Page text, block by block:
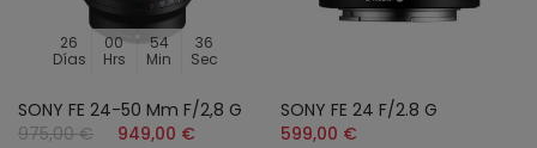
26
Días
00
Hrs
54
Min
34
Sec
SONY FE 24-50 Mm F/2,8 G
975,00 €
949,00 €
SONY FE 24 F/2.8 G
599,00 €